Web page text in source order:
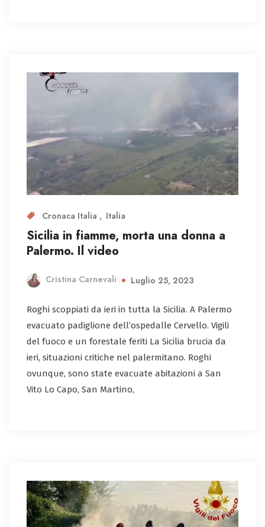
Cronaca Italia Italia
Sicilia in fiamme, morta una donna a
Palermo. Il video
Cristina Carnevali Luglio 25, 2023
Roghi scoppiati da ieri in tutta la Sicilia. A Palermo
evacuato padiglione dell’ospedalle Cervello. Vigili
del fuoco e un forestale feriti La Sicilia brucia da
ieri, situazioni critiche nel palermitano. Roghi
ovunque, sono state evacuate abitazioni a San
Vito Lo Capo, San Martino,